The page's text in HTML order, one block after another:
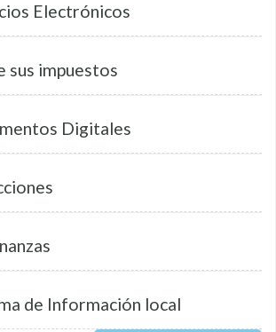
Electrónicos
sus impuestos
Digitales
de Información local